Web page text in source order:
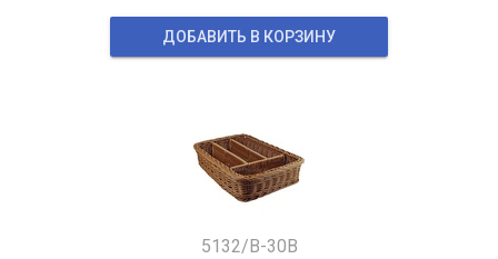
ДОБАВИТЬ В КОРЗИНУ
5132/B-30B